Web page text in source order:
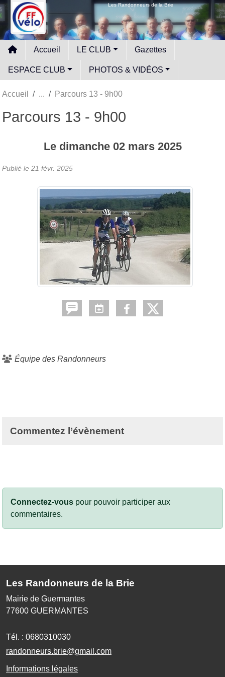
Les Randonneurs de la Brie
Accueil LE CLUB Gazettes
ESPACE CLUB PHOTOS & VIDÉOS
Accueil Parcours 13 - 9h00
Parcours 13 - 9h00
Le dimanche 02 mars 2025
Publié le 21 févr. 2025
Équipe des Randonneurs
Commentez l’évènement
Connectez-vous pour pouvoir participer aux
commentaires.
Les Randonneurs de la Brie
Mairie de Guermantes
77600 GUERMANTES
Tél. : 0680310030
randonneurs.brie@gmail.com
Informations légales
Panneau de gestion des cookies